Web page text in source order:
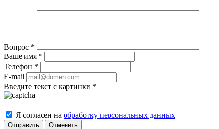
Вопрос *
Ваше имя *
Телефон *
E-mail
Введите текст с картинки *
Я согласен на обработку персональных данных
Отменить